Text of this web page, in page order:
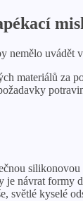
nemělo
materiálů za
návrat formy
světlé kyselé